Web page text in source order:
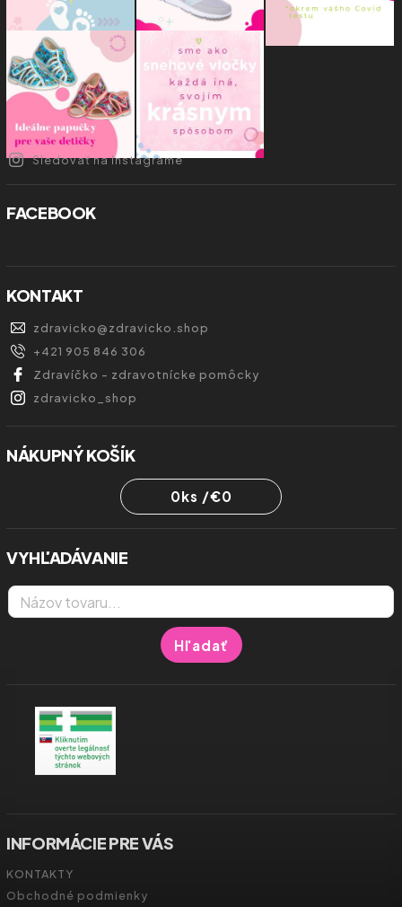
Sledovať na Instagrame
FACEBOOK
KONTAKT
zdravicko@zdravicko.shop
+421 905 846 306
Zdravíčko - zdravotnícke pomôcky
zdravicko_shop
NÁKUPNÝ KOŠÍK
0ks /€0
VYHĽADÁVANIE
Hľadať
INFORMÁCIE PRE VÁS
KONTAKTY
Obchodné podmienky